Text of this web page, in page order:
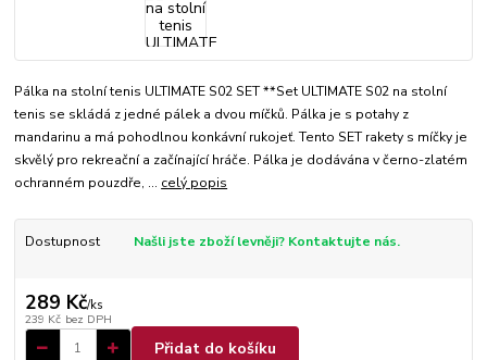
Pálka na stolní tenis ULTIMATE S02 SET **Set ULTIMATE S02 na stolní
tenis se skládá z jedné pálek a dvou míčků. Pálka je s potahy z
mandarinu a má pohodlnou konkávní rukojeť. Tento SET rakety s míčky je
skvělý pro rekreační a začínající hráče. Pálka je dodávána v černo-zlatém
ochranném pouzdře, ... celý popis
Dostupnost Našli jste zboží levněji? Kontaktujte nás.
289 Kč/ks
239 Kč bez DPH
Přidat do košíku